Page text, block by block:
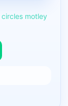
circles motley